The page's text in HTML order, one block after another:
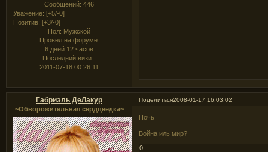
Сообщений: 446
Уважение: [+5/-0]
Позитив: [+3/-0]
Пол: Мужской
Провел на форуме:
6 дней 12 часов
Последний визит:
2011-07-18 00:26:11
Поделиться2008-01-17 16:03:02
Габриэль ДеЛакур
~Обворожительная сердцеедка~
Ночь
Война иль мир?
0